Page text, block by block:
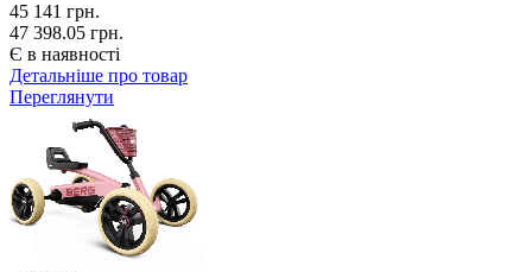
45 141 грн.
47 398.05 грн.
Є в наявності
Детальніше про товар
Переглянути